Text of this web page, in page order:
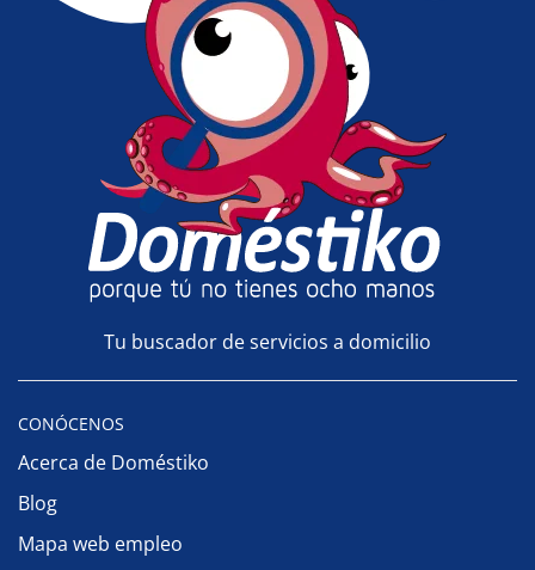
Tu buscador de servicios a domicilio
CONÓCENOS
Acerca de Doméstiko
Blog
Mapa web empleo